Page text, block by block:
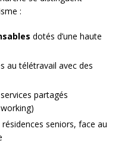
:
dotés d’une haute
au télétravail avec des
partagés
seniors, face au